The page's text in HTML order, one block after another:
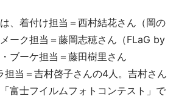
、着付け担当＝西村結花さん（岡の
ーク担当＝藤岡志穂さん（FLaG by
ブーケ担当＝藤田樹里さん
担当＝吉村啓子さんの4人。吉村さん
富士フイルムフォトコンテスト」で